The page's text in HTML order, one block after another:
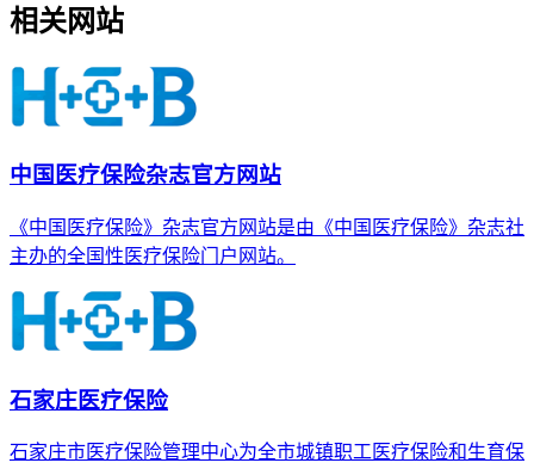
相关网站
中国医疗保险杂志官方网站
《中国医疗保险》杂志官方网站是由《中国医疗保险》杂志社
主办的全国性医疗保险门户网站。
石家庄医疗保险
石家庄市医疗保险管理中心为全市城镇职工医疗保险和生育保